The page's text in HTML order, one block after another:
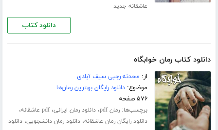
عاشقانه جدید
دانلود کتاب
دانلود کتاب رمان خوابگاه
از: محدثه رجبی سیف آبادی
موضوع:دانلود رایگان بهترین رمان‌ها
۵۷۶ صفحه
برچسب‌ها:رمان pdf ،دانلود رمان ایرانی،pdf عاشقانه ،
دانلود رایگان رمان عاشقانه،دانلود رمان دانشجویی،دانلود